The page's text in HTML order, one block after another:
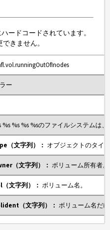
ードコードされています。
きません。
ー
%s %s %s %sのファイルシステムは、
（文字列）： オブジェクトのタイ
（文字列）： ボリューム所有者。
文字列）： ボリューム名。
（文字列）： ボリューム名だ